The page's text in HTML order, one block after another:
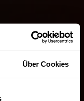
Über Cookies